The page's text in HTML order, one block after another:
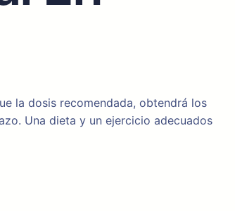
la dosis recomendada, obtendrá los
Una dieta y un ejercicio adecuados